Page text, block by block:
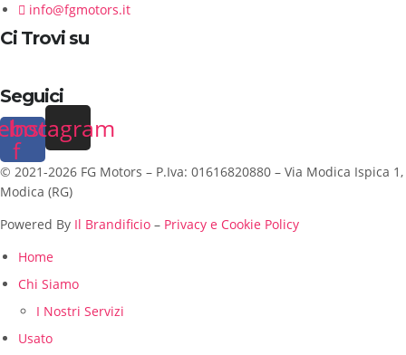
info@fgmotors.it
Ci Trovi su
Seguici
f
Instagram
© 2021-2026 FG Motors – P.Iva: 01616820880 – Via Modica Ispica 1,
Modica (RG)
Powered By Il Brandificio – Privacy e Cookie Policy
Home
Chi Siamo
I Nostri Servizi
Usato